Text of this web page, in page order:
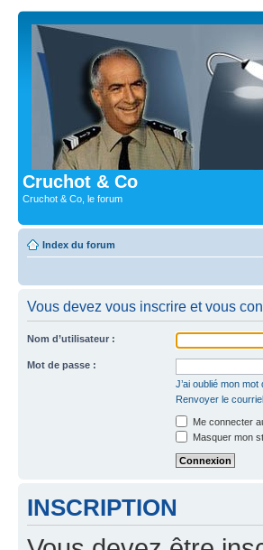
Cruchot & Co
Cruchot & Co, le forum
Index du forum
Vous devez vous inscrire et vous
Nom d’utilisateur :
Mot de passe :
J’ai oublié mon mot
Renvoyer le
Me connecter
Masquer mon
INSCRIPTION